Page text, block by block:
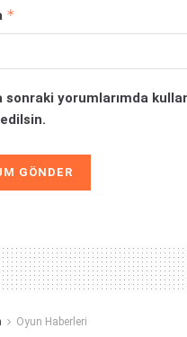
*
sonraki yorumlarımda
Oyun Haberleri